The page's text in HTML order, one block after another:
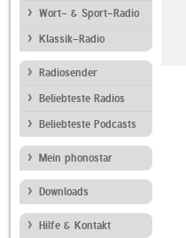
Wort- & Sport-Radio
Klassik-Radio
Radiosender
Beliebteste Radios
Beliebteste Podcasts
Mein phonostar
Downloads
Hilfe & Kontakt
104.6 RTL